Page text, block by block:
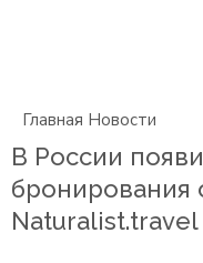
Главная Новости
В России
бронирования
Naturalist.travel